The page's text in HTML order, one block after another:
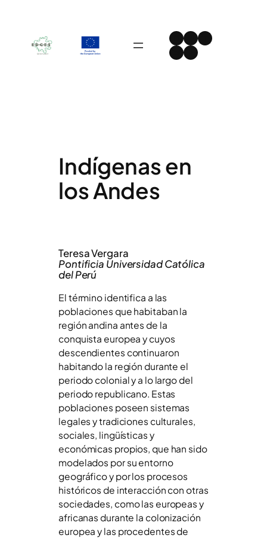
content
Instagram
Facebook
LinkedIn
Spotify
YouTube
Indígenas en
los Andes
Teresa Vergara
Pontificia Universidad Católica
del Perú
El término identifica a las
poblaciones que habitaban la
región andina antes de la
conquista europea y cuyos
descendientes continuaron
habitando la región durante el
periodo colonial y a lo largo del
periodo republicano. Estas
poblaciones poseen sistemas
legales y tradiciones culturales,
sociales, lingüísticas y
económicas propios, que han sido
modelados por su entorno
geográfico y por los procesos
históricos de interacción con otras
sociedades, como las europeas y
africanas durante la colonización
europea y las procedentes de